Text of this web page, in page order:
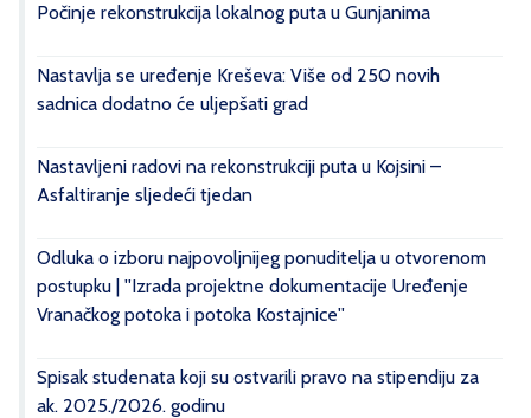
Počinje rekonstrukcija lokalnog puta u Gunjanima
Nastavlja se uređenje Kreševa: Više od 250 novih
sadnica dodatno će uljepšati grad
Nastavljeni radovi na rekonstrukciji puta u Kojsini –
Asfaltiranje sljedeći tjedan
Odluka o izboru najpovoljnijeg ponuditelja u otvorenom
postupku | ''Izrada projektne dokumentacije Uređenje
Vranačkog potoka i potoka Kostajnice''
Spisak studenata koji su ostvarili pravo na stipendiju za
ak. 2025./2026. godinu